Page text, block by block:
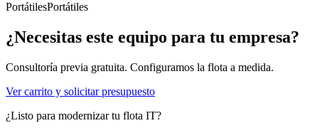
PortátilesPortátiles
¿Necesitas este equipo para tu empresa?
Consultoría previa gratuita. Configuramos la flota a medida.
Ver carrito y solicitar presupuesto
¿Listo para modernizar tu flota IT?